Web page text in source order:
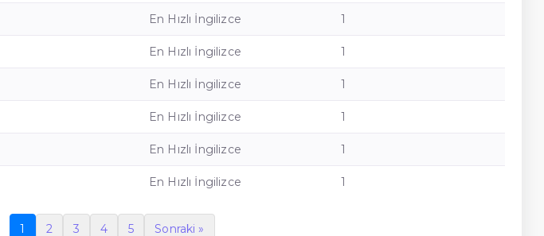
En Hızlı İngilizce 1
En Hızlı İngilizce 1
En Hızlı İngilizce 1
En Hızlı İngilizce 1
En Hızlı İngilizce 1
En Hızlı İngilizce 1
1 2 3 4 5 Sonraki »